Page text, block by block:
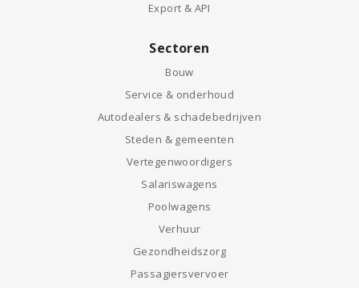
Export & API
Sectoren
Bouw
Service & onderhoud
Autodealers & schadebedrijven
Steden & gemeenten
Vertegenwoordigers
Salariswagens
Poolwagens
Verhuur
Gezondheidszorg
Passagiersvervoer